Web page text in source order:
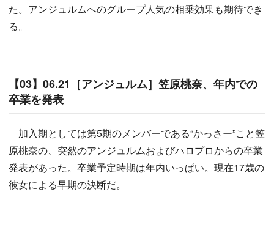
た。アンジュルムへのグループ人気の相乗効果も期待でき
る。
【03】06.21［アンジュルム］笠原桃奈、年内での
卒業を発表
加入期としては第5期のメンバーである“かっさー”こと笠
原桃奈の、突然のアンジュルムおよびハロプロからの卒業
発表があった。卒業予定時期は年内いっぱい。現在17歳の
彼女による早期の決断だ。